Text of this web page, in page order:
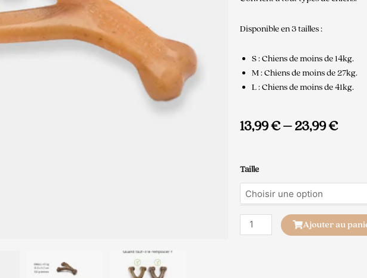
Disponible en 3 tailles :
S : Chiens de moins de 14kg.
M : Chiens de moins de 27kg.
L : Chiens de moins de 41kg.
13,99€–23,99€
Taille
quantité
de
Benebone
Poulet
Ajouter au